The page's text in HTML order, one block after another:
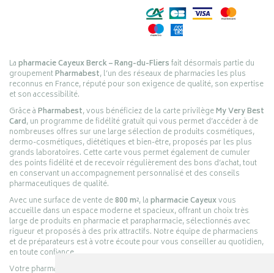
Lapharmacie Cayeux Berck – Rang-du-Fliersfait désormais partie du
groupementPharmabest, l’un des réseaux de pharmacies les plus
reconnus en France, réputé pour son exigence de qualité, son expertise
et son accessibilité.
Grâce àPharmabest, vous bénéficiez de la carte privilègeMy Very Best
Card, un programme de fidélité gratuit qui vous permet d’accéder à de
nombreuses offres sur une large sélection de produits cosmétiques,
dermo-cosmétiques, diététiques et bien-être, proposés par les plus
grands laboratoires. Cette carte vous permet également de cumuler
des points fidélité et de recevoir régulièrement des bons d’achat, tout
en conservant un accompagnement personnalisé et des conseils
pharmaceutiques de qualité.
Avec une surface de vente de800 m², lapharmacie Cayeuxvous
accueille dans un espace moderne et spacieux, offrant un choix très
large de produits en pharmacie et parapharmacie, sélectionnés avec
rigueur et proposés à des prix attractifs. Notre équipe de pharmaciens
et de préparateurs est à votre écoute pour vous conseiller au quotidien,
en toute confiance.
Votre pharmacie en ligne :